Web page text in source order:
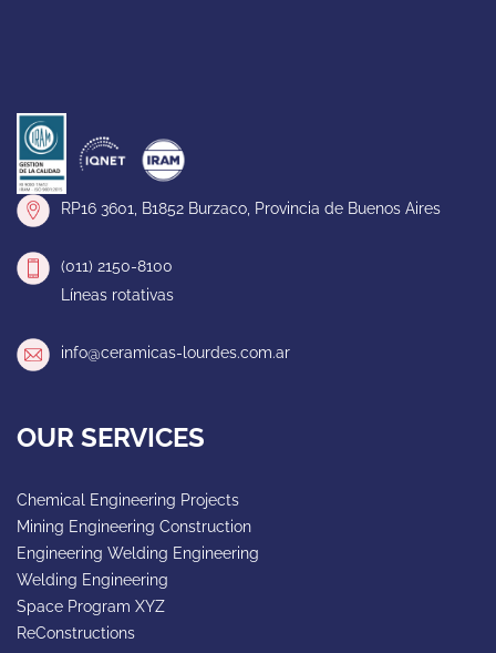
RP16 3601, B1852 Burzaco, Provincia de Buenos Aires
(011) 2150-8100
Líneas rotativas
info@ceramicas-lourdes.com.ar
OUR SERVICES
Chemical Engineering Projects
Mining Engineering Construction
Engineering Welding Engineering
Welding Engineering
Space Program XYZ
ReConstructions